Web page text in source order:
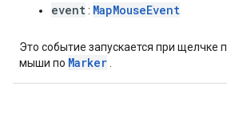
event: MapMouseEvent
Это событие запускается при щелчке
мыши по Marker